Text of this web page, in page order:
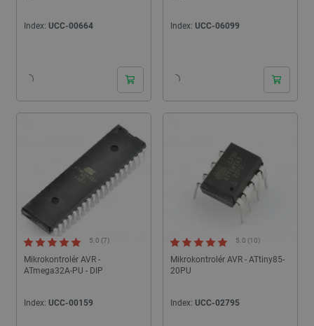
Index: UCC-00664 Index: UCC-06099
Mikrokontrolér AVR -
ATmega32A-PU - DIP
5.0 (7)
Index: UCC-00159
Mikrokontrolér AVR - ATtiny85-
20PU
5.0 (10)
Index: UCC-02795